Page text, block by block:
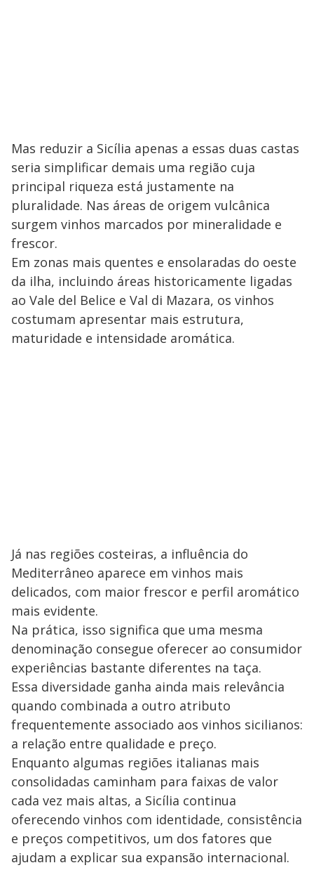
Mas reduzir a Sicília apenas a essas duas castas
seria simplificar demais uma região cuja
principal riqueza está justamente na
pluralidade. Nas áreas de origem vulcânica
surgem vinhos marcados por mineralidade e
frescor.
Em zonas mais quentes e ensolaradas do oeste
da ilha, incluindo áreas historicamente ligadas
ao Vale del Belice e Val di Mazara, os vinhos
costumam apresentar mais estrutura,
maturidade e intensidade aromática.
Já nas regiões costeiras, a influência do
Mediterrâneo aparece em vinhos mais
delicados, com maior frescor e perfil aromático
mais evidente.
Na prática, isso significa que uma mesma
denominação consegue oferecer ao consumidor
experiências bastante diferentes na taça.
Essa diversidade ganha ainda mais relevância
quando combinada a outro atributo
frequentemente associado aos vinhos sicilianos:
a relação entre qualidade e preço.
Enquanto algumas regiões italianas mais
consolidadas caminham para faixas de valor
cada vez mais altas, a Sicília continua
oferecendo vinhos com identidade, consistência
e preços competitivos, um dos fatores que
ajudam a explicar sua expansão internacional.